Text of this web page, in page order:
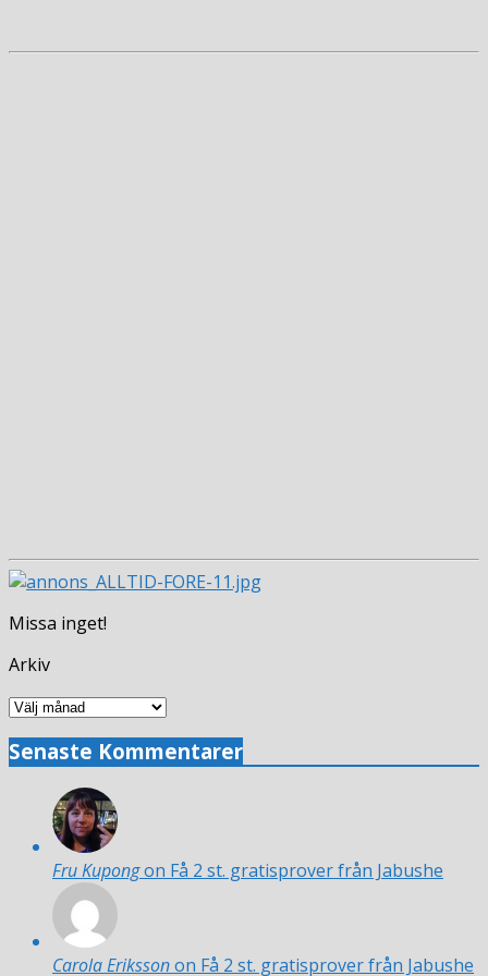
Missa inget!
Arkiv
Arkiv
Senaste Kommentarer
Fru Kupongon Få 2 st. gratisprover från Jabushe
Carola Erikssonon Få 2 st. gratisprover från Jabushe